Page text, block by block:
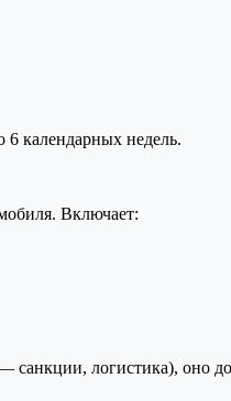
6 календарных недель.
Включает:
логистика), оно